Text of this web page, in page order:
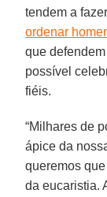
tendem a
ordenar
que
possível
fiéis.
“Milhares de
ápice da
queremos
da eucaristia.